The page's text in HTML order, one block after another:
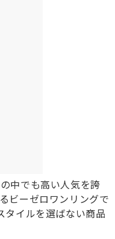
中でも高い人気を誇
ビーゼロワンリングで
タイルを選ばない商品